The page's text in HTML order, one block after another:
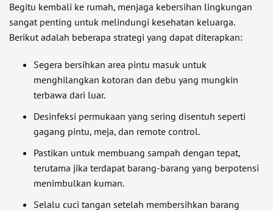
Begitu kembali ke rumah, menjaga kebersihan lingkungan
sangat penting untuk melindungi kesehatan keluarga.
Berikut adalah beberapa strategi yang dapat diterapkan:
Segera bersihkan area pintu masuk untuk
menghilangkan kotoran dan debu yang mungkin
terbawa dari luar.
Desinfeksi permukaan yang sering disentuh seperti
gagang pintu, meja, dan remote control.
Pastikan untuk membuang sampah dengan tepat,
terutama jika terdapat barang-barang yang berpotensi
menimbulkan kuman.
Selalu cuci tangan setelah membersihkan barang